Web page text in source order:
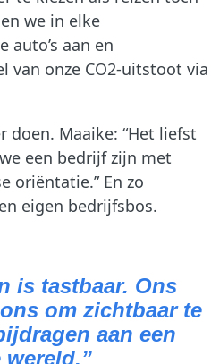
we in elke
auto’s aan en
van onze CO2-uitstoot via
doen. Maaike: “Het liefst
een bedrijf zijn met
oriëntatie.” En zo
eigen bedrijfsbos.
is tastbaar. Ons
om zichtbaar te
aan een
wereld.”